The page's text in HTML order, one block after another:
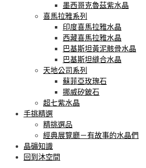
墨西哥克魯茲紫水晶
喜馬拉雅系列
印度喜馬拉雅水晶
西藏喜馬拉雅水晶
巴基斯坦黃泥骸骨水晶
巴基斯坦縫合水晶
天地公司系列
蘇菲亞玫瑰石
挪威矽鈹石
超七紫水晶
手挑精選
精挑選品
經典展覽廳－有故事的水晶們
晶礦知識
回到沐空間